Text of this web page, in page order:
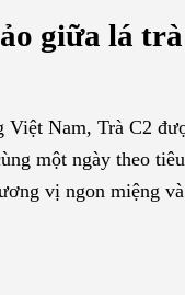
giữa lá
Nam, Trà C2
một ngày theo
vị ngon miệng